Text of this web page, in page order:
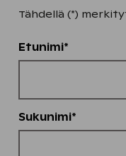
Tähdellä (*)
Etunimi*
Sukunimi*